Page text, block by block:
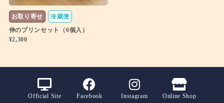
お取り寄せ
冷蔵便
伸のプリンセット（6個入）
¥2,300
Official Site Facebook Instagram Online Shop